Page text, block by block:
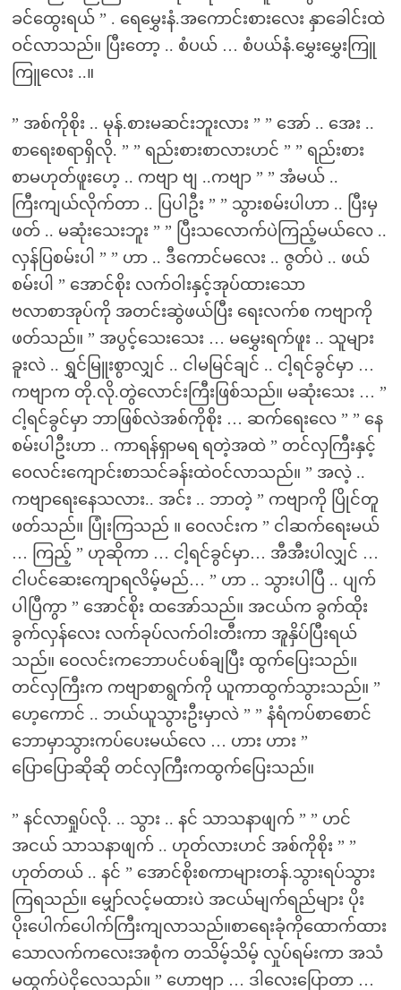
ခင်ထွေးရယ် ” . ရေမွှေးနံ.အကောင်းစားလေး နှာခေါင်းထဲ
ဝင်လာသည်။ ပြီးတော့ .. စံပယ် … စံပယ်နံ.မွှေးမွှေးကြူ
ကြူလေး ..။
” အစ်ကိုစိုး .. မုန်.စားမဆင်းဘူးလား ” ” အော် .. အေး ..
စာရေးစရာရှိလို. ” ” ရည်းစားစာလားဟင် ” ” ရည်းစား
စာမဟုတ်ဖူးဟေ့ .. ကဗျာ ဗျ ..ကဗျာ ” ” အံမယ် ..
ကြီးကျယ်လိုက်တာ .. ပြပါဦး ” ” သွားစမ်းပါဟာ .. ပြီးမှ
ဖတ် .. မဆုံးသေးဘူး ” ” ပြီးသလောက်ပဲကြည့်မယ်လေ ..
လှန်ပြစမ်းပါ ” ” ဟာ .. ဒီကောင်မလေး .. ဇွတ်ပဲ .. ဖယ်
စမ်းပါ ” အောင်စိုး လက်ဝါးနှင့်အုပ်ထားသော
ဗလာစာအုပ်ကို အတင်းဆွဲဖယ်ပြီး ရေးလက်စ ကဗျာကို
ဖတ်သည်။ ” အပွင့်သေးသေး … မမွှေးရက်ဖူး .. သူများ
ခူးလဲ .. ရွှင်မြူးစွာလျှင် .. ငါမမြင်ချင် .. ငါ့ရင်ခွင်မှာ …
ကဗျာက တို.လို.တွဲလောင်းကြီးဖြစ်သည်။ မဆုံးသေး … ”
ငါ့ရင်ခွင်မှာ ဘာဖြစ်လဲအစ်ကိုစိုး … ဆက်ရေးလေ ” ” နေ
စမ်းပါဦးဟာ .. ကာရန်ရှာမရ ရတဲ့အထဲ ” တင်လှကြီးနှင့်
ဝေလင်းကျောင်းစာသင်ခန်းထဲဝင်လာသည်။ ” အလဲ့ ..
ကဗျာရေးနေသလား.. အင်း .. ဘာတဲ့ ” ကဗျာကို ပြိုင်တူ
ဖတ်သည်။ ပြုံးကြသည် ။ ဝေလင်းက ” ငါဆက်ရေးမယ်
… ကြည့် ” ဟုဆိုကာ … ငါ့ရင်ခွင်မှာ… အီအီးပါလျှင် …
ငါပင်ဆေးကျောရလိမ့်မည်… ” ဟာ .. သွားပါပြီ .. ပျက်
ပါပြီကွာ ” အောင်စိုး ထအော်သည်။ အငယ်က ခွက်ထိုး
ခွက်လှန်လေး လက်ခုပ်လက်ဝါးတီးကာ အူနှိပ်ပြီးရယ်
သည်။ ဝေလင်းကဘောပင်ပစ်ချပြီး ထွက်ပြေးသည်။
တင်လှကြီးက ကဗျာစာရွက်ကို ယူကာထွက်သွားသည်။ ”
ဟေ့ကောင် .. ဘယ်ယူသွားဦးမှာလဲ ” ” နံရံကပ်စာစောင်
ဘောမှာသွားကပ်ပေးမယ်လေ … ဟား ဟား ”
ပြောပြောဆိုဆို တင်လှကြီးကထွက်ပြေးသည်။
” နင်လာရှုပ်လို. .. သွား .. နင် သာသနာဖျက် ” ” ဟင်
အငယ် သာသနာဖျက် .. ဟုတ်လားဟင် အစ်ကိုစိုး ” ”
ဟုတ်တယ် .. နင် ” အောင်စိုးစကာများတန်.သွားရပ်သွား
ကြရသည်။ မျှော်လင့်မထားပဲ အငယ်မျက်ရည်များ ပိုး
ပိုးပေါက်ပေါက်ကြီးကျလာသည်။စာရေးခုံကိုထောက်ထား
သောလက်ကလေးအစုံက တသိမ့်သိမ့် လှုပ်ရမ်းကာ အသံ
မထွက်ပဲငိုလေသည်။ ” ဟောဗျာ … ဒါလေးပြောတာ …